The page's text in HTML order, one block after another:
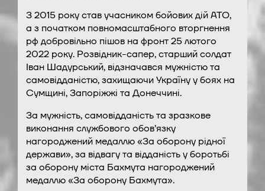
З 2015 року став учасником бойових дій АТО,
а з початком повномасштабного вторгнення
рф добровільно пішов на фронт 25 лютого
2022 року. Розвідник-сапер, старший солдат
Іван Шадурський, відзначався мужністю та
самовідданістю, захищаючи Україну у боях на
Сумщині, Запоріжжі та Донеччині.
За мужність, самовідданість та зразкове
виконання службового обов’язку
нагороджений медаллю «За оборону рідної
держави», за відвагу та відданість у боротьбі
за оборону міста Бахмута нагороджений
медаллю «За оборону Бахмута».